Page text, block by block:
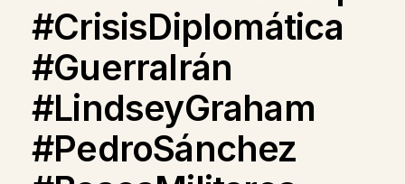
#CrisisDiplomática
#GuerraIrán
#LindseyGraham
#PedroSánchez